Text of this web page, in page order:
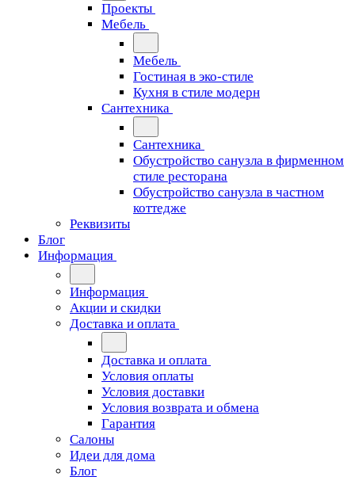
Проекты
Мебель
Мебель
Гостиная в эко-стиле
Кухня в стиле модерн
Сантехника
Сантехника
Обустройство санузла в фирменном
стиле ресторана
Обустройство санузла в частном
коттедже
Реквизиты
Блог
Информация
Информация
Акции и скидки
Доставка и оплата
Доставка и оплата
Условия оплаты
Условия доставки
Условия возврата и обмена
Гарантия
Салоны
Идеи для дома
Блог